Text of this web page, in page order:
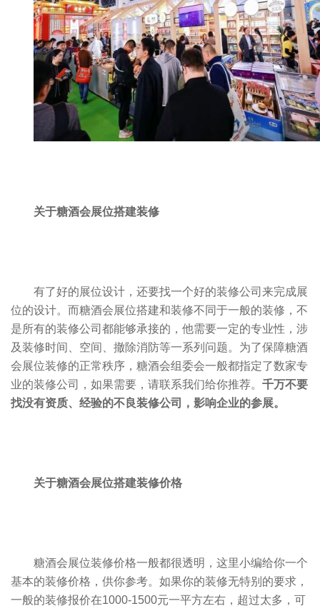
关于糖酒会展位搭建装修
有了好的展位设计，还要找一个好的装修公司来完成展
位的设计。而糖酒会展位搭建和装修不同于一般的装修，不
是所有的装修公司都能够承接的，他需要一定的专业性，涉
及装修时间、空间、撤除消防等一系列问题。为了保障糖酒
会展位装修的正常秩序，糖酒会组委会一般都指定了数家专
业的装修公司，如果需要，请联系我们给你推荐。 千万不要
找没有资质、经验的不良装修公司，影响企业的参展。
关于糖酒会展位搭建装修价格
糖酒会展位装修价格一般都很透明，这里小编给你一个
基本的装修价格，供你参考。如果你的装修无特别的要求，
一般的装修报价在1000-1500元一平方左右，超过太多，可